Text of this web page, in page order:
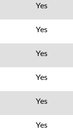
Yes
Yes
Yes
Yes
Yes
Yes